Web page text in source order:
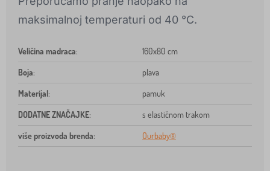
maksimalnoj temperaturi od 40 °C.
Veličina madraca: 160x80 cm
Boja: plava
Materijal: pamuk
DODATNE ZNAČAJKE: s elastičnom trakom
više proizvoda brenda: Ourbaby®